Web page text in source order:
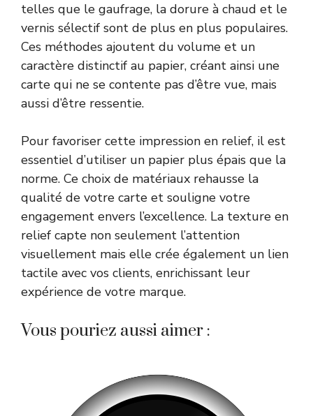
telles que le gaufrage, la dorure à chaud et le
vernis sélectif sont de plus en plus populaires.
Ces méthodes ajoutent du volume et un
caractère distinctif au papier, créant ainsi une
carte qui ne se contente pas d’être vue, mais
aussi d’être ressentie.
Pour favoriser cette impression en relief, il est
essentiel d’utiliser un papier plus épais que la
norme. Ce choix de matériaux rehausse la
qualité de votre carte et souligne votre
engagement envers l’excellence. La texture en
relief capte non seulement l’attention
visuellement mais elle crée également un lien
tactile avec vos clients, enrichissant leur
expérience de votre marque.
Vous pouriez aussi aimer :